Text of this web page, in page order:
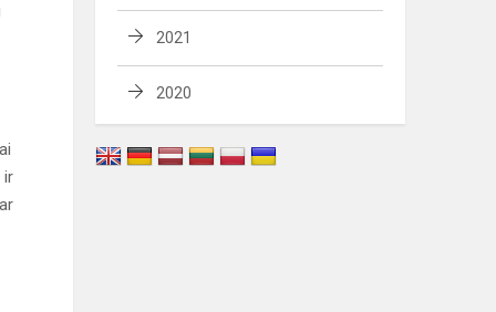
ir
2021
2020